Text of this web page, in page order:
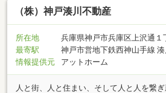
（株）神戸湊川不動産
所在地
兵庫県神戸市兵庫区上沢通１
最寄駅
神戸市営地下鉄西神山手線
情報提供元
アットホーム
人と街、人と住まい、そして人と人を繋